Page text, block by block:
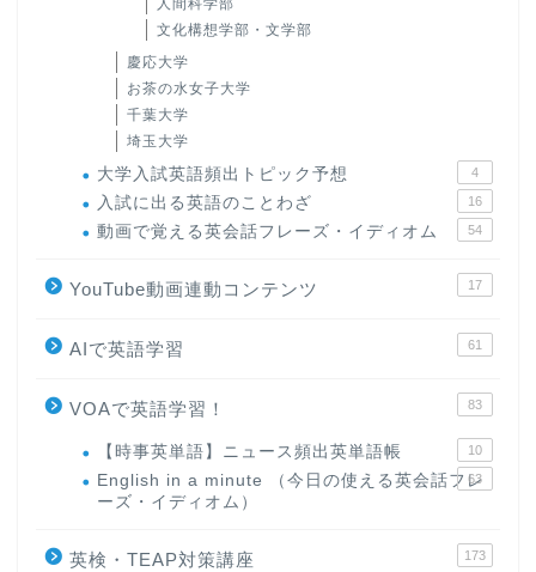
人間科学部
文化構想学部・文学部
慶応大学
お茶の水女子大学
千葉大学
埼玉大学
大学入試英語頻出トピック予想 4
入試に出る英語のことわざ 16
動画で覚える英会話フレーズ・イディオム 54
YouTube動画連動コンテンツ 17
AIで英語学習 61
VOAで英語学習！ 83
【時事英単語】ニュース頻出英単語帳 10
English in a minute （今日の使える英会話フレ
ーズ・イディオム）
63
英検・TEAP対策講座 173